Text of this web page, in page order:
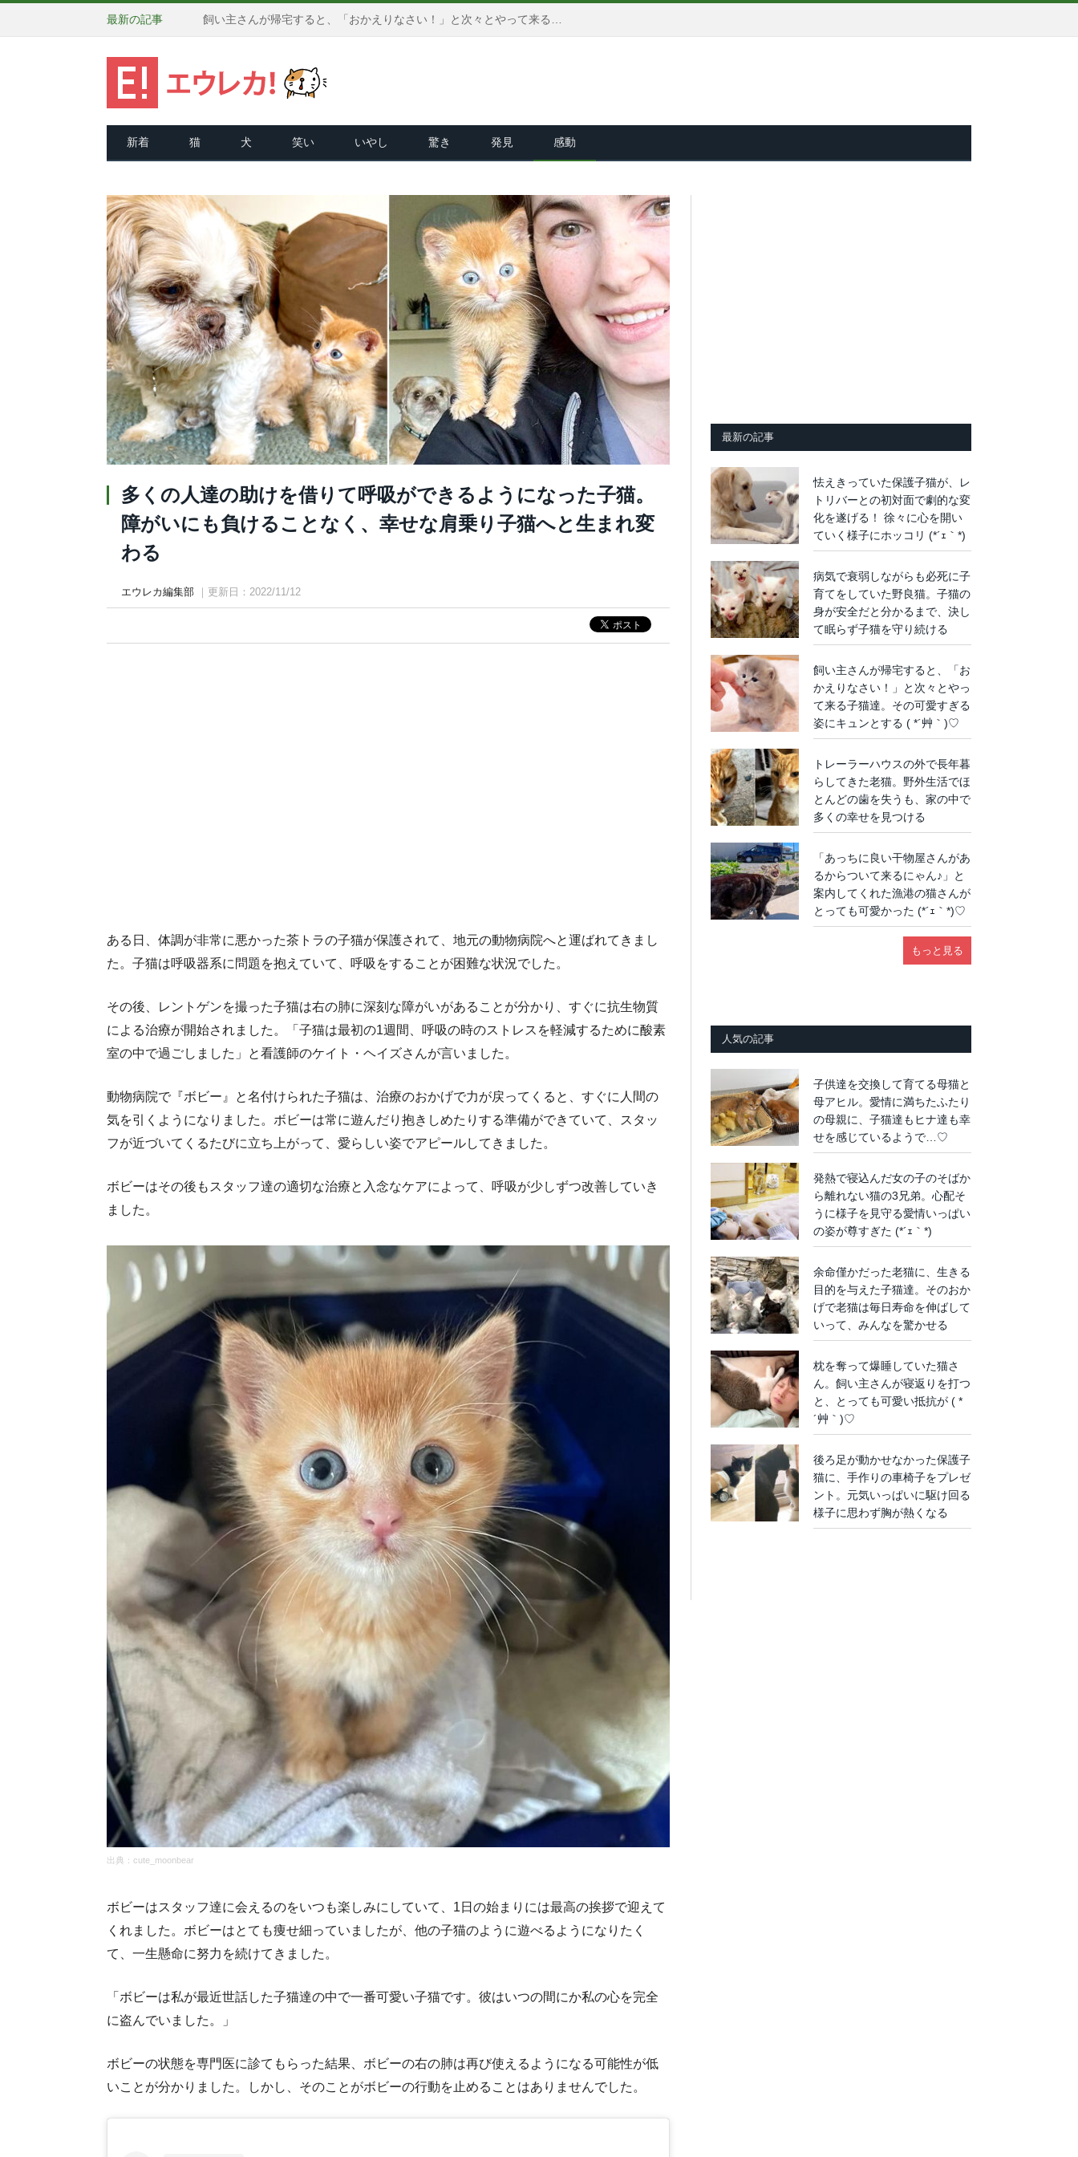
最新の記事 飼い主さんが帰宅すると、「おかえりなさい！」と次々とやって来る子猫達。その可愛すぎる姿にキュンとする ( *´艸｀)♡
新着 猫 犬 笑い いやし 驚き 発見 感動
多くの人達の助けを借りて呼吸ができるようになった子猫。
障がいにも負けることなく、幸せな肩乗り子猫へと生まれ変
わる
エウレカ編集部 ｜更新日：2022/11/12
ある日、体調が非常に悪かった茶トラの子猫が保護されて、地元の動物病院へと運ばれてきまし
た。子猫は呼吸器系に問題を抱えていて、呼吸をすることが困難な状況でした。
その後、レントゲンを撮った子猫は右の肺に深刻な障がいがあることが分かり、すぐに抗生物質
による治療が開始されました。「子猫は最初の1週間、呼吸の時のストレスを軽減するために酸素
室の中で過ごしました」と看護師のケイト・ヘイズさんが言いました。
動物病院で『ボビー』と名付けられた子猫は、治療のおかげで力が戻ってくると、すぐに人間の
気を引くようになりました。ボビーは常に遊んだり抱きしめたりする準備ができていて、スタッ
フが近づいてくるたびに立ち上がって、愛らしい姿でアピールしてきました。
ボビーはその後もスタッフ達の適切な治療と入念なケアによって、呼吸が少しずつ改善していき
ました。
出典： cute_moonbear
ボビーはスタッフ達に会えるのをいつも楽しみにしていて、1日の始まりには最高の挨拶で迎えて
くれました。ボビーはとても痩せ細っていましたが、他の子猫のように遊べるようになりたく
て、一生懸命に努力を続けてきました。
「ボビーは私が最近世話した子猫達の中で一番可愛い子猫です。彼はいつの間にか私の心を完全
に盗んでいました。」
ボビーの状態を専門医に診てもらった結果、ボビーの右の肺は再び使えるようになる可能性が低
いことが分かりました。しかし、そのことがボビーの行動を止めることはありませんでした。
最新の記事
怯えきっていた保護子猫が、レ
トリバーとの初対面で劇的な変
化を遂げる！ 徐々に心を開い
ていく様子にホッコリ (*´ｪ｀*)
病気で衰弱しながらも必死に子
育てをしていた野良猫。子猫の
身が安全だと分かるまで、決し
て眠らず子猫を守り続ける
飼い主さんが帰宅すると、「お
かえりなさい！」と次々とやっ
て来る子猫達。その可愛すぎる
姿にキュンとする ( *´艸｀)♡
トレーラーハウスの外で長年暮
らしてきた老猫。野外生活でほ
とんどの歯を失うも、家の中で
多くの幸せを見つける
「あっちに良い干物屋さんがあ
るからついて来るにゃん♪」と
案内してくれた漁港の猫さんが
とっても可愛かった (*´ｪ｀*)♡
もっと見る
人気の記事
子供達を交換して育てる母猫と
母アヒル。愛情に満ちたふたり
の母親に、子猫達もヒナ達も幸
せを感じているようで…♡
発熱で寝込んだ女の子のそばか
ら離れない猫の3兄弟。心配そ
うに様子を見守る愛情いっぱい
の姿が尊すぎた (*´ｪ｀*)
余命僅かだった老猫に、生きる
目的を与えた子猫達。そのおか
げで老猫は毎日寿命を伸ばして
いって、みんなを驚かせる
枕を奪って爆睡していた猫さ
ん。飼い主さんが寝返りを打つ
と、とっても可愛い抵抗が ( *
´艸｀)♡
後ろ足が動かせなかった保護子
猫に、手作りの車椅子をプレゼ
ント。元気いっぱいに駆け回る
様子に思わず胸が熱くなる